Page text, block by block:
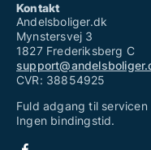
Kontakt
Andelsboliger.dk
Mynstersvej 3
1827 Frederiksberg C
CVR: 38854925
Fuld adgang til
Ingen bindingstid.